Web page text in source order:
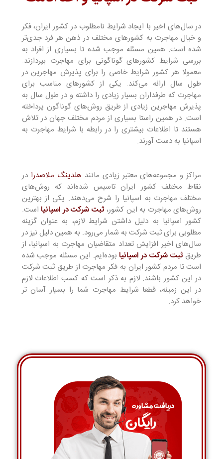
در سال‌های اخیر با ایجاد شرایط نامطلوب در کشور ایران، فکر
و خیال مهاجرت به کشور‌های مختلف در ذهن هر فرد جدی‌تر
شده است. همین مسئله موجب شده تا بسیاری از افراد به
بررسی شرایط کشور‌های گوناگونی برای مهاجرت بپردازند.
معمولا هر کشور شرایط خاصی را برای پذیرش مهاجرین در
طول سال ارائه می‌کند. یکی از کشورهای مناسب برای
مهاجرت که طرفداران بسیار زیادی را داشته و در طول سال به
پذیرش مهاجرین زیادی از طریق روش‌های گوناگون پرداخته
است. در همین راستا بسیاری از مردم مختلف جهان در تلاش
هستند تا اطلاعات بیشتری را در رابطه با شرایط مهاجرت به
اسپانیا به دست آورند.
مراکز و مجموعه‌های معتبر زیادی مانند هلدینگ ملاصدرا در
نقاط مختلف کشور ایران تاسیس شده‌اند که روش‌های
مختلف مهاجرت به اسپانیا را شرح می‌دهند. یکی از بهترین
روش‌های مهاجرت به این کشور، ثبت شرکت در اسپانیا است.
کشور اسپانیا به دلیل داشتن شرایط لازم، به عنوان گزینه
مطلوبی برای ثبت شرکت به شمار می‌رود. به همین دلیل نیز در
سال‌های اخیر افزایش تعداد متقاضیان مهاجرت به اسپانیا، از
طریق ثبت شرکت در اسپانیا بوده‌ایم. این مسئله موجب شده
است تا مردم کشور ایران به فکر مهاجرت از طریق ثبت شرکت
در این کشور باشند. لازم به ذکر است که کسب اطلاعات لازم
در این زمینه، قطعا شرایط مهاجرت شما را بسیار آسان تر
خواهد کرد.